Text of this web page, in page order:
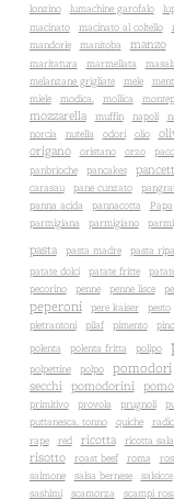
lonzino
lumachine garofalo
macinato
macinato al coltello
mandorle
manitoba manzo
maritatura
marmellata
melanzane grigliate mele
miele
modica. mollica
mozzarella muffin napoli
norcia
nutella odori olio
origano oristano orzo
panbrioche
pancakes
carasau
pane cunzato
panna acida
pannacotta Papa
parmigiana
parmigiano
pasta pasta madre pasta
patate dolci patate fritte
pecorino
penne penne lisce
peperoni pere kaiser pesto
pietrantoni
pilaf pimento
polenta
polenta fritta polipo
polpettine polpo pomodori
secchi pomodorini
primitivo
provola prugnoli
puttanesca. tonno
quiche
rape
red ricotta ricotta
risotto roast beef roma
salmone
salsa bernese salsicce
sashimi
scamorza scampi